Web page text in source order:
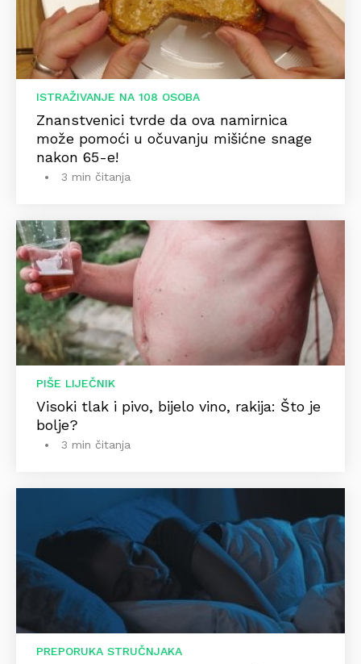
ISTRAŽIVANJE NA 108 OSOBA
Znanstvenici tvrde da ova namirnica
može pomoći u očuvanju mišićne snage
nakon 65-e!
3 min čitanja
PIŠE LIJEČNIK
Visoki tlak i pivo, bijelo vino, rakija: Što je
bolje?
3 min čitanja
PREPORUKA STRUČNJAKA